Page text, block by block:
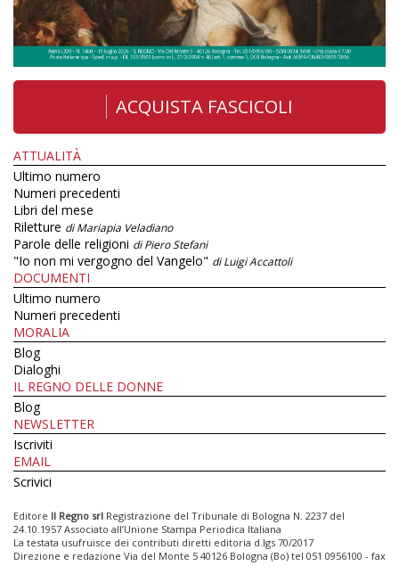
ACQUISTA FASCICOLI
ATTUALITÀ
Ultimo numero
Numeri precedenti
Libri del mese
Riletture di Mariapia Veladiano
Parole delle religioni di Piero Stefani
"Io non mi vergogno del Vangelo" di Luigi Accattoli
DOCUMENTI
Ultimo numero
Numeri precedenti
MORALIA
Blog
Dialoghi
IL REGNO DELLE DONNE
Blog
NEWSLETTER
Iscriviti
EMAIL
Scrivici
Editore Il Regno srl Registrazione del Tribunale di Bologna N. 2237 del
24.10.1957 Associato all’Unione Stampa Periodica Italiana
La testata usufruisce dei contributi diretti editoria d.lgs 70/2017
Direzione e redazione Via del Monte 5 40126 Bologna (Bo) tel 051 0956100 - fax